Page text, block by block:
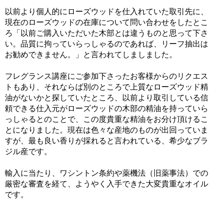
以前より個人的にローズウッドを仕入れていた取引先に、
現在のローズウッドの在庫について問い合わせをしたとこ
ろ「以前ご購入いただいた木部とは違うものと思って下さ
い。品質に拘っていらっしゃるのであれば、リーフ抽出は
お勧めできません。」と言われてしましました。
フレグランス講座にご参加下さったお客様からのリクエス
トもあり、それならば別のところで上質なローズウッド精
油がないかと探していたところ、以前より取引している信
頼できる仕入元がローズウッドの木部の精油を持っていら
っしゃるとのことで、この度貴重な精油をお分け頂けるこ
とになりました。現在は色々な産地のものが出回っていま
すが、最も良い香りが採れると言われている、希少なブラ
ジル産です。
輸入に当たり、ワシントン条約や薬機法（旧薬事法）での
厳密な審査を経て、ようやく入手できた大変貴重なオイル
です。